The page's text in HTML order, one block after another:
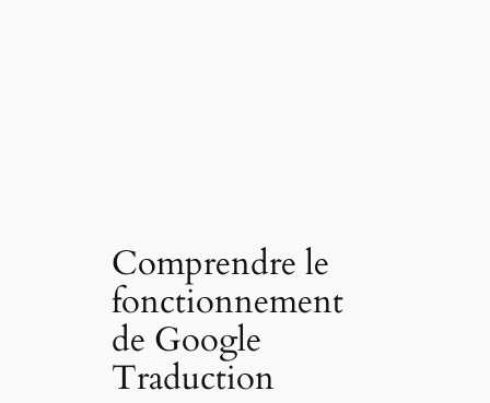
Comprendre le
fonctionnement
de Google
Traduction